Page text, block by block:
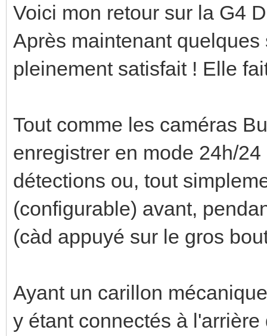
Voici mon retour sur la G4
Après maintenant
pleinement satisfait ! Elle
Tout comme les caméras
enregistrer en mode 24h/
détections ou, tout
(configurable) avant,
(càd appuyé sur le gros
Ayant un carillon
y étant connectés à